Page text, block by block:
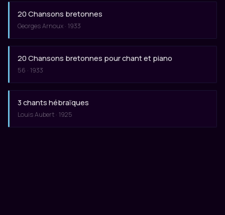
20 Chansons bretonnes
Georges Arnoux · 1933
20 Chansons bretonnes pour chant et piano
56 · 1933
3 chants hébraïques
Louis Aubert · 1925